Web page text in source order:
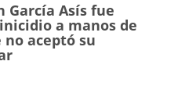
García Asís fue
a manos de
aceptó su